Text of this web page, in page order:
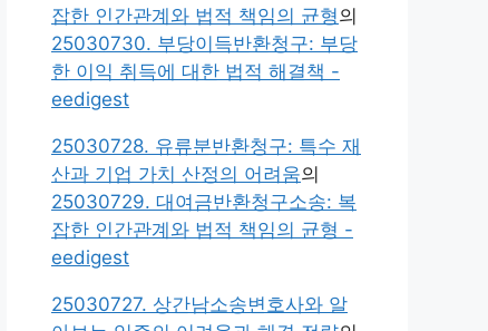
잡한 인간관계와 법적 책임의 균형의
25030730. 부당이득반환청구: 부당
한 이익 취득에 대한 법적 해결책 -
eedigest
25030728. 유류분반환청구: 특수 재
산과 기업 가치 산정의 어려움의
25030729. 대여금반환청구소송: 복
잡한 인간관계와 법적 책임의 균형 -
eedigest
25030727. 상간남소송변호사와 알